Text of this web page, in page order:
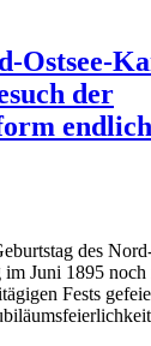
Ostsee-
der
des
Juni 1895 noch
Fests